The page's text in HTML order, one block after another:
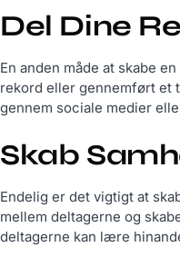
Del Dine
En anden måde at skabe
rekord eller gennemført et
gennem sociale medier
Skab
Endelig er det vigtigt at
mellem deltagerne og
deltagerne kan lære